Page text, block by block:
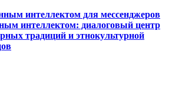
интеллектом для мессенджеров
интеллектом: диалоговый центр
традиций и этнокультурной